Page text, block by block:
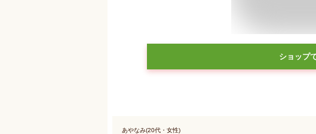
ショップ
あやなみ(20代・女性)